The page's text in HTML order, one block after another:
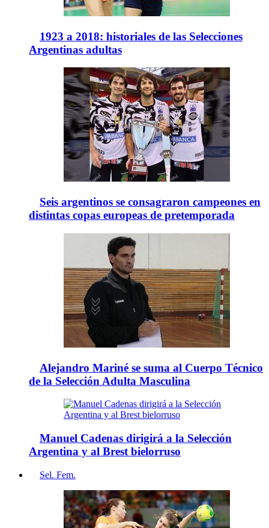
1923 a 2018: historiales de las Selecciones
Argentinas adultas
Seis argentinos se consagraron campeones en
distintas copas europeas de pretemporada
Alejandro Mariné se suma al Cuerpo Técnico
de la Selección Adulta Masculina
Manuel Cadenas dirigirá a la Selección
Argentina y al Brest bielorruso
Sel. Fem.